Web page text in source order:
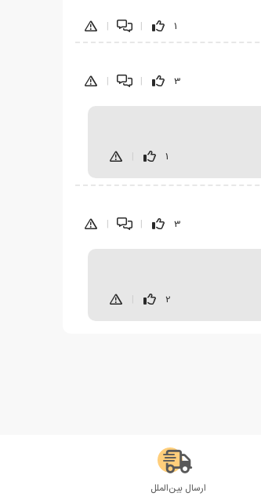
1
|
|
3
|
|
1
3
|
|
2
ارسال بین‌الملل